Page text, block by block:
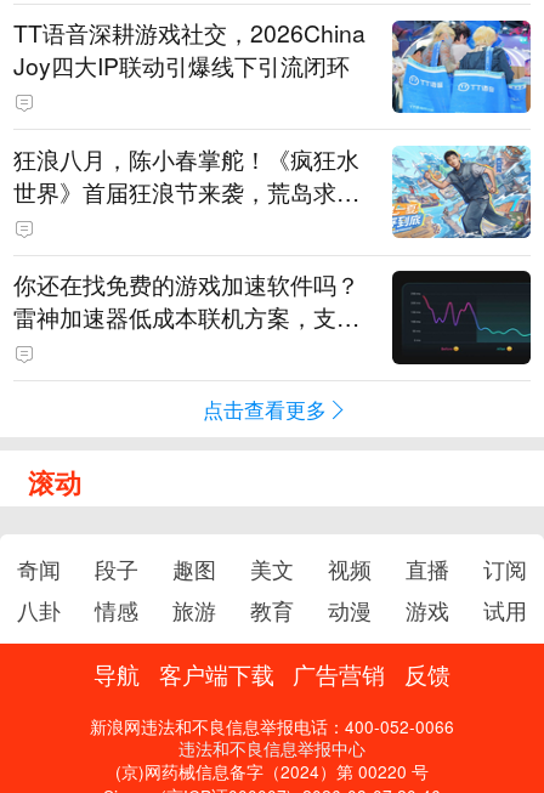
TT语音深耕游戏社交，2026China
Joy四大IP联动引爆线下引流闭环
狂浪八月，陈小春掌舵！《疯狂水
世界》首届狂浪节来袭，荒岛求生
直播即将开启
你还在找免费的游戏加速软件吗？
雷神加速器低成本联机方案，支持
免费试用
点击查看更多
滚动
奇闻 段子 趣图 美文 视频 直播
订阅
八卦
情感 旅游 教育 动漫 游戏 试用
导航 客户端下载 广告营销 反馈
新浪网违法和不良信息举报电话：400-052-0066
违法和不良信息举报中心
(京)网药械信息备字（2024）第 00220 号